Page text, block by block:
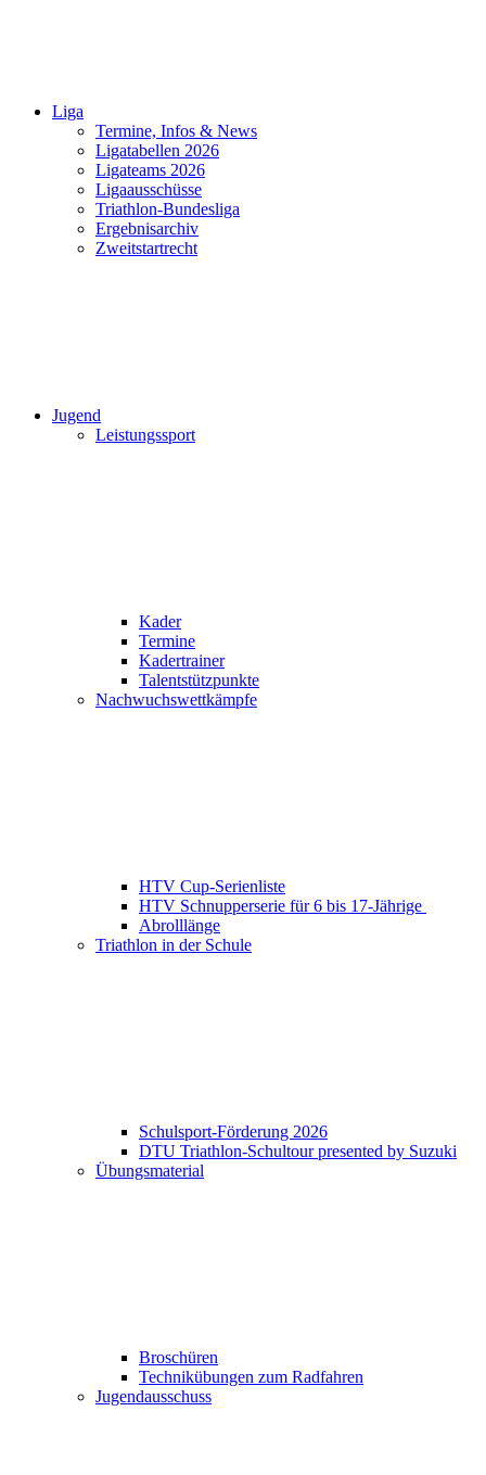
Liga
Termine, Infos & News
Ligatabellen 2026
Ligateams 2026
Ligaausschüsse
Triathlon-Bundesliga
Ergebnisarchiv
Zweitstartrecht
Jugend
Leistungssport
Kader
Termine
Kadertrainer
Talentstützpunkte
Nachwuchswettkämpfe
HTV Cup-Serienliste
HTV Schnupperserie für 6 bis 17-Jährige
Abrolllänge
Triathlon in der Schule
Schulsport-Förderung 2026
DTU Triathlon-Schultour presented by Suzuki
Übungsmaterial
Broschüren
Technikübungen zum Radfahren
Jugendausschuss